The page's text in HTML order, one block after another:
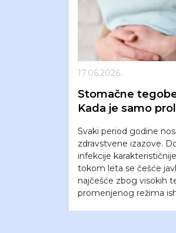
17.06.2026.
Stomačne
Kada je samo
Svaki period godine
zdravstvene izazove.
infekcije
tokom leta se češće
najčešće zbog visokih
promenjenog režima